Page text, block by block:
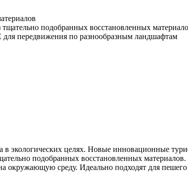
подобранных восстановленных
для передвижения по разнообразным ландшафтам
экологических целях. Новые инновационные
подобранных восстановленных
окружающую среду. Идеально подходят для